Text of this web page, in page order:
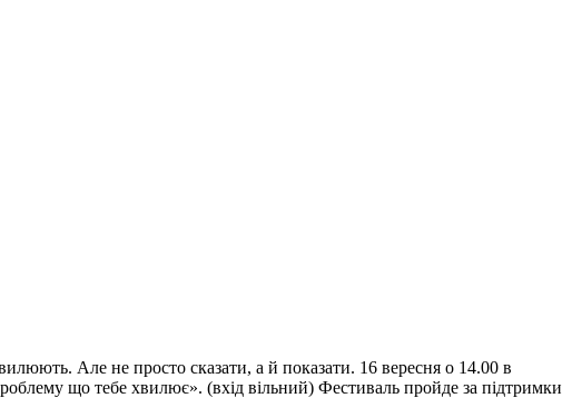
Але не просто сказати, а й показати. 16 вересня о 14.00 в
що тебе хвилює». (вхід вільний) Фестиваль пройде за підтримки